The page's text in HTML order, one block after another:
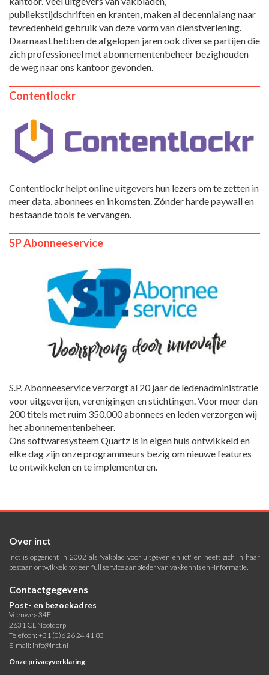
publiekstijdschriften en kranten, maken al decennialang naar
tevredenheid gebruik van deze vorm van dienstverlening.
Daarnaast hebben de afgelopen jaren ook diverse partijen die
zich professioneel met abonnementenbeheer bezighouden
de weg naar ons kantoor gevonden.
Contentlockr
Contentlockr helpt online uitgevers hun lezers om te zetten in
meer data, abonnees en inkomsten. Zónder harde paywall en
bestaande tools te vervangen.
SP Abonneeservice
S.P. Abonneeservice verzorgt al 20 jaar de ledenadministratie
voor uitgeverijen, verenigingen en stichtingen. Voor meer dan
200 titels met ruim 350.000 abonnees en leden verzorgen wij
het abonnementenbeheer.
Ons softwaresysteem Quartz is in eigen huis ontwikkeld en
elke dag zijn onze programmeurs bezig om nieuwe features
te ontwikkelen en te implementeren.
Over inct
inct is opgericht in 2002 als 'vakblad voor uitgeven en ict' en heeft zich in haar
bestaan ontwikkeld tot een full service aanbieder van vakkennis en -informatie.
Contactgegevens
Post- en bezoekadres
Veenweg 34E
2631 CL Nootdorp
Telefoon: +31 (0)6 26 24 41 83
E-mail: info@inct.nl
Onze privacyverklaring